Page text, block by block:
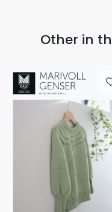
Other in